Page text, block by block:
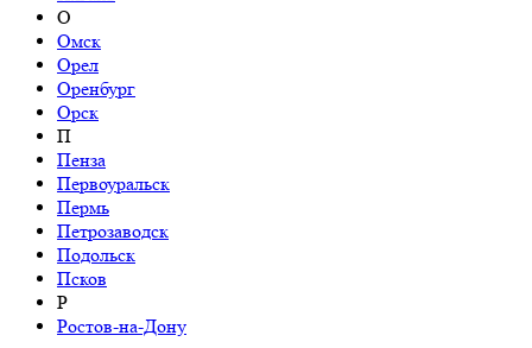
О
Омск
Орел
Оренбург
Орск
П
Пенза
Первоуральск
Пермь
Петрозаводск
Подольск
Псков
Р
Ростов-на-Дону